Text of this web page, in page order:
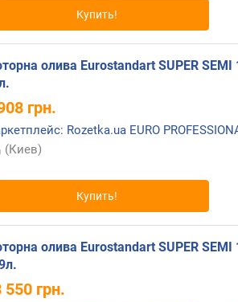
Купить!
олива Eurostandart SUPER
грн.
Rozetka.ua EURO
(Киев)
Купить!
олива Eurostandart SUPER
550 грн.